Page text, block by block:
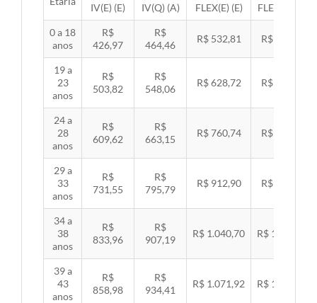
IV(E) (E)
IV(Q) (A)
FLEX(E) (E)
FLEX(Q) (A)
0 a 18
anos
R$
426,97
R$
464,46
R$ 532,81 R$ 549,06
19 a
23
anos
R$
503,82
R$
548,06
R$ 628,72 R$ 647,89
24 a
28
anos
R$
609,62
R$
663,15
R$ 760,74 R$ 783,94
29 a
33
anos
R$
731,55
R$
795,79
R$ 912,90 R$ 940,74
34 a
38
anos
R$
833,96
R$
907,19
R$ 1.040,70 R$ 1.072,43
39 a
43
anos
R$
858,98
R$
934,41
R$ 1.071,92 R$ 1.104,60